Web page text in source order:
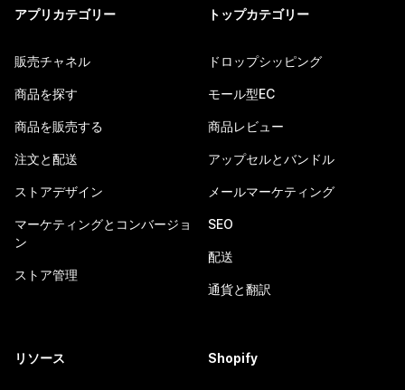
アプリカテゴリー
販売チャネル
商品を探す
商品を販売する
注文と配送
ストアデザイン
マーケティングとコンバージョ
ン
ストア管理
トップカテゴリー
ドロップシッピング
モール型EC
商品レビュー
アップセルとバンドル
メールマーケティング
SEO
配送
通貨と翻訳
リソース Shopify